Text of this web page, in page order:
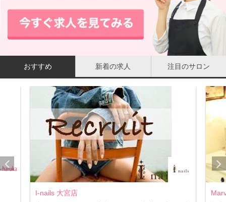
ことが大切です。しかし掃除に時間を取ることが難しい時
もありますよね。そんな時におすすめなのが「ついで掃
除」です。
お風呂に入ったついでにお風呂掃除をする、歯を磨いたつ
いでに洗面所を掃除する、など日常生活の中で行うことに
掃除をくっつけてしまいましょう。
毎回大掛かりに掃除する必要はありません。お風呂に入っ
た時「今日はカビ退治」「今日は排水口」と毎日ちょこっ
と掃除を繰り返せば、ピカピカのお風呂になります。
洗面所も「今日は棚をさっと拭く」「今日は水垢をこす
おすすめ 新着の求人 注目のサロン
I-nails 大宮店